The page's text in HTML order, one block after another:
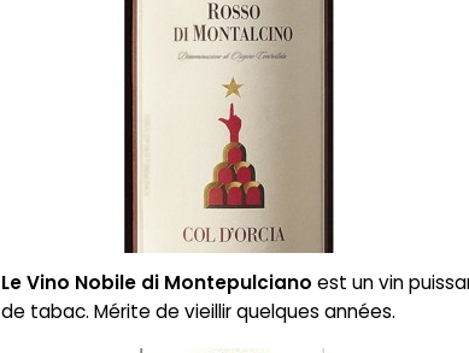
LeVino Nobile di Montepulciano est un vin
de tabac. Mérite de vieillir quelques années.